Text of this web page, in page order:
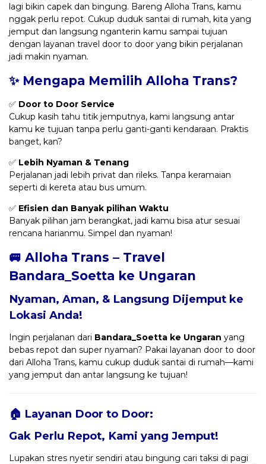
lagi bikin capek dan bingung. Bareng Alloha Trans, kamu
nggak perlu repot. Cukup duduk santai di rumah, kita yang
jemput dan langsung nganterin kamu sampai tujuan
dengan layanan travel door to door yang bikin perjalanan
jadi makin nyaman.
✨ Mengapa Memilih Alloha Trans?
✅ Door to Door Service
Cukup kasih tahu titik jemputnya, kami langsung antar
kamu ke tujuan tanpa perlu ganti-ganti kendaraan. Praktis
banget, kan?
✅ Lebih Nyaman & Tenang
Perjalanan jadi lebih privat dan rileks. Tanpa keramaian
seperti di kereta atau bus umum.
✅ Efisien dan Banyak pilihan Waktu
Banyak pilihan jam berangkat, jadi kamu bisa atur sesuai
rencana harianmu. Simpel dan nyaman!
🚐 Alloha Trans – Travel
Bandara_Soetta ke Ungaran
Nyaman, Aman, & Langsung Dijemput ke
Lokasi Anda!
Ingin perjalanan dari Bandara_Soetta ke Ungaran yang
bebas repot dan super nyaman? Pakai layanan door to door
dari Alloha Trans, kamu cukup duduk santai di rumah—kami
yang jemput dan antar langsung ke tujuan!
🏠 Layanan Door to Door:
Gak Perlu Repot, Kami yang Jemput!
Lupakan stres nyetir sendiri atau bingung cari taksi di pagi